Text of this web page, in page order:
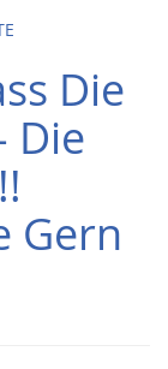
Die
Die
Gern